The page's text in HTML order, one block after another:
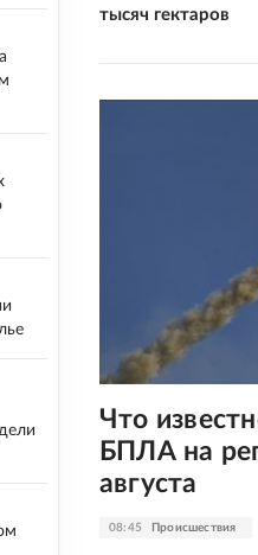
тысяч гектаров
08:45 Происшествия
Что
БПЛА на
августа